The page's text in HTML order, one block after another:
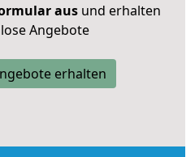
ausund erhalten
Angebote
erhalten